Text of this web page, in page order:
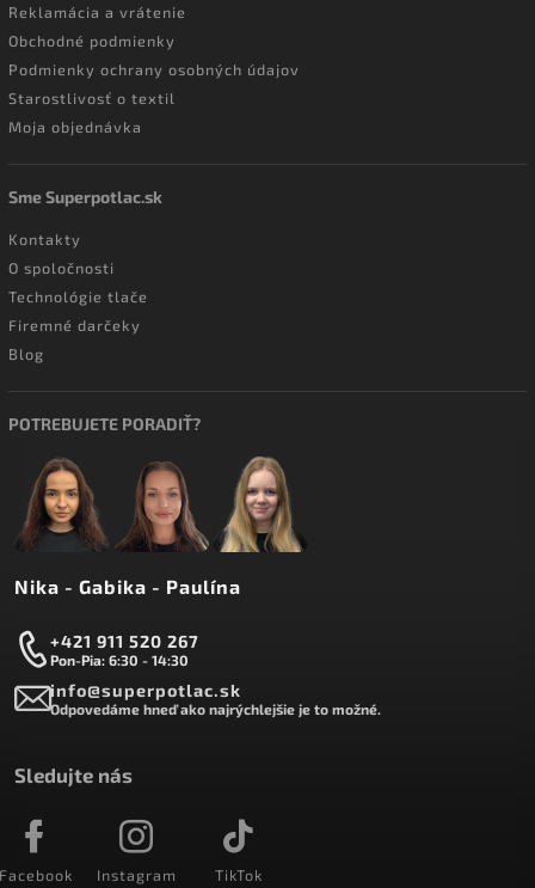
Reklamácia a vrátenie
Obchodné podmienky
Podmienky ochrany osobných údajov
Starostlivosť o textil
Moja objednávka
Sme Superpotlac.sk
Kontakty
O spoločnosti
Technológie tlače
Firemné darčeky
Blog
POTREBUJETE PORADIŤ?
Nika - Gabika - Paulína
+421 911 520 267
Pon-Pia: 6:30 - 14:30
info@superpotlac.sk
Odpovedáme hneď ako najrýchlejšie je to možné.
Sledujte nás
Instagram TikTok